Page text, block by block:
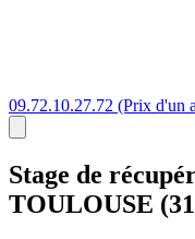
09.72.10.27.72 (Prix d'un
Stage de
TOULOUSE